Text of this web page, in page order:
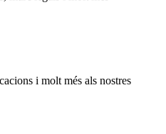
i molt més als nostres